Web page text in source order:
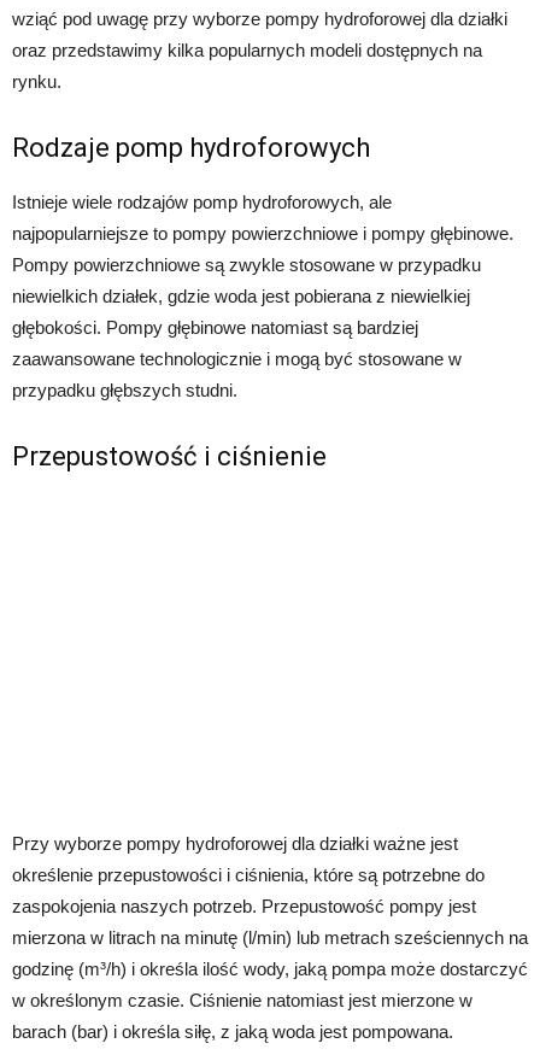
wziąć pod uwagę przy wyborze pompy hydroforowej dla działki
oraz przedstawimy kilka popularnych modeli dostępnych na
rynku.
Rodzaje pomp hydroforowych
Istnieje wiele rodzajów pomp hydroforowych, ale
najpopularniejsze to pompy powierzchniowe i pompy głębinowe.
Pompy powierzchniowe są zwykle stosowane w przypadku
niewielkich działek, gdzie woda jest pobierana z niewielkiej
głębokości. Pompy głębinowe natomiast są bardziej
zaawansowane technologicznie i mogą być stosowane w
przypadku głębszych studni.
Przepustowość i ciśnienie
Przy wyborze pompy hydroforowej dla działki ważne jest
określenie przepustowości i ciśnienia, które są potrzebne do
zaspokojenia naszych potrzeb. Przepustowość pompy jest
mierzona w litrach na minutę (l/min) lub metrach sześciennych na
godzinę (m³/h) i określa ilość wody, jaką pompa może dostarczyć
w określonym czasie. Ciśnienie natomiast jest mierzone w
barach (bar) i określa siłę, z jaką woda jest pompowana.